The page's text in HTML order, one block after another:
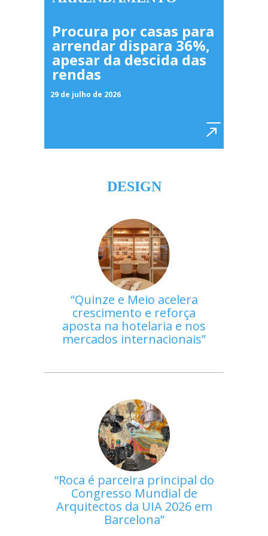
Procura por casas para
arrendar dispara 36%,
apesar da descida das
rendas
29 de julho de 2026
DESIGN
Quinze e Meio acelera
crescimento e reforça
aposta na hotelaria e nos
mercados internacionais
Roca é parceira principal do
Congresso Mundial de
Arquitectos da UIA 2026 em
Barcelona